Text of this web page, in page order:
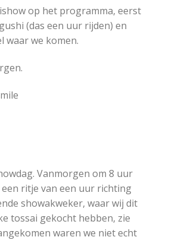
op het programma, eerst
(das een uur rijden) en
waar we komen.
Vanmorgen om 8 uur
ritje van een uur richting
showakweker, waar wij dit
tossai gekocht hebben, zie
waren we niet echt